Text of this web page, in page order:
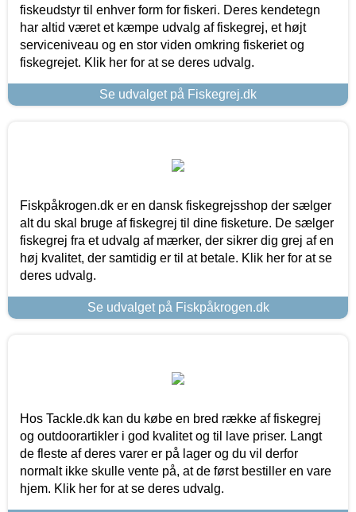
fiskeudstyr til enhver form for fiskeri. Deres kendetegn
har altid været et kæmpe udvalg af fiskegrej, et højt
serviceniveau og en stor viden omkring fiskeriet og
fiskegrejet. Klik her for at se deres udvalg.
Se udvalget på Fiskegrej.dk
Fiskpåkrogen.dk er en dansk fiskegrejsshop der sælger
alt du skal bruge af fiskegrej til dine fisketure. De sælger
fiskegrej fra et udvalg af mærker, der sikrer dig grej af en
høj kvalitet, der samtidig er til at betale. Klik her for at se
deres udvalg.
Se udvalget på Fiskpåkrogen.dk
Hos Tackle.dk kan du købe en bred række af fiskegrej
og outdoorartikler i god kvalitet og til lave priser. Langt
de fleste af deres varer er på lager og du vil derfor
normalt ikke skulle vente på, at de først bestiller en vare
hjem. Klik her for at se deres udvalg.